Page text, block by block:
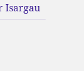
Isargau